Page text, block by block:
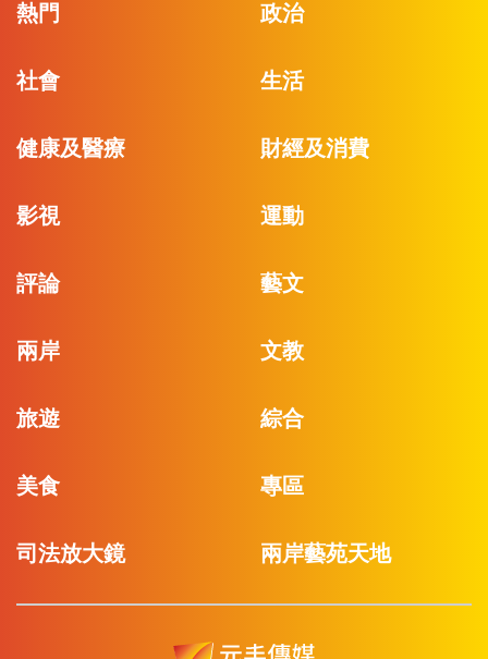
熱門 政治
社會 生活
健康及醫療 財經及消費
影視 運動
評論 藝文
兩岸 文教
旅遊 綜合
美食 專區
司法放大鏡 兩岸藝苑天地